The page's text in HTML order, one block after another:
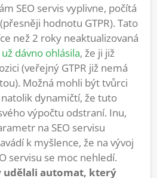
SEO servis vyplivne, počítá
hodnotu GTPR). Tato
než 2 roky neaktualizovaná
dávno ohlásila, že ji již
(veřejný GTPR již nemá
Možná mohli být tvůrci
natolik dynamičtí, že tuto
výpočtu odstraní. Inu,
na SEO servisu
k myšlence, že na vývoj
servisu se moc nehledí.
udělali automat, který